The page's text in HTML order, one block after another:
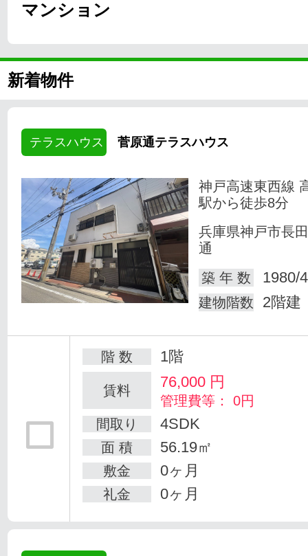
マンション
新着物件
テラスハウス 菅原通テラスハウス
神戸高速東西線
駅から徒歩8分
兵庫県神戸市長
通
築 年 数
1980/
建物階数 2階建
階 数 1階
賃料 76,000 円
管理費等： 0円
間取り
4SDK
面 積 56.19㎡
敷金 0ヶ月
礼金 0ヶ月